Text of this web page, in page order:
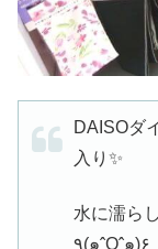
DAISOダ
入り✨
水に濡ら
٩(๑ˆOˆ๑)۶